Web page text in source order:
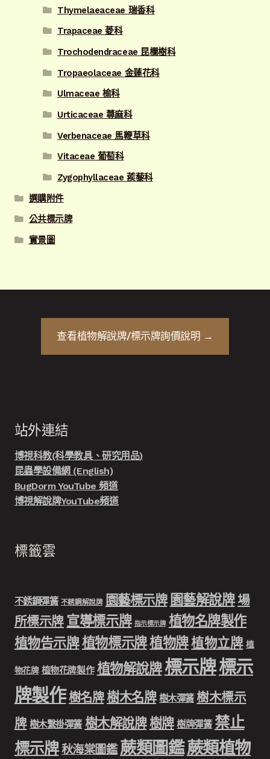
Thymelaeaceae 瑞香科
Trapaceae 菱科
Trochodendraceae 昆欄樹科
Tropaeolaceae 金蓮花科
Ulmaceae 榆科
Urticaceae 蕁麻科
Verbenaceae 馬鞭草科
Vitaceae 葡萄科
Zygophyllaceae 蒺藜科
選購附件
公共標示牌
實景圖
查看植物解說牌/標示牌詢價說明 →
站外連結
博視科教(科學教具、研究用品)
昆蟲學設備網 (English)
BugDorm YouTube 頻道
博視解說牌YouTube頻道
標籤雲
不銹鋼彈簧 不銹鋼解說牌 園藝標示牌 園藝解說牌場
所標示牌 宣導標示牌 指示標示牌 植物名牌製作
植物告示牌植物標示牌植物牌植物立牌 植
物花牌 植物花牌製作 植物解說牌 標示牌標示
牌製作樹名牌樹木名牌 樹木彈簧 樹木標示
牌 樹木繫掛彈簧 樹木解說牌樹牌 樹牌彈簧 禁止
標示牌 秋海棠圖鑑 蕨類圖鑑蕨類植物